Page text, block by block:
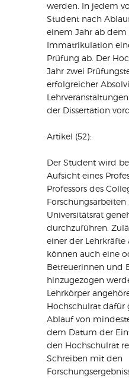
werden. In jedem
Student nach
einem Jahr ab
Immatrikulation
Prüfung ab. Der
Jahr zwei
erfolgreicher
der Dissertation
Artikel (52):
Der Student wird
Aufsicht eines
Professors des
Universitätsrat
durchzuführen.
einer der Lehrkräfte
können auch eine
Betreuerinnen und
hinzugezogen
Lehrkörper
Hochschulrat dafür
Ablauf von
dem Datum der
den Hochschulrat
Schreiben mit den